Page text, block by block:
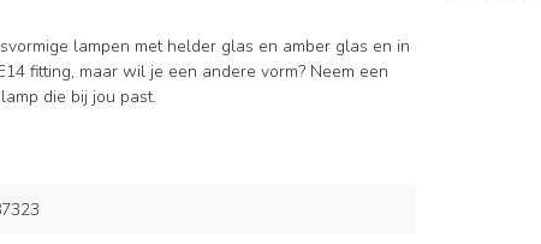
lampen met helder glas en amber glas en in
fitting, maar wil je een andere vorm? Neem een
die bij jou past.